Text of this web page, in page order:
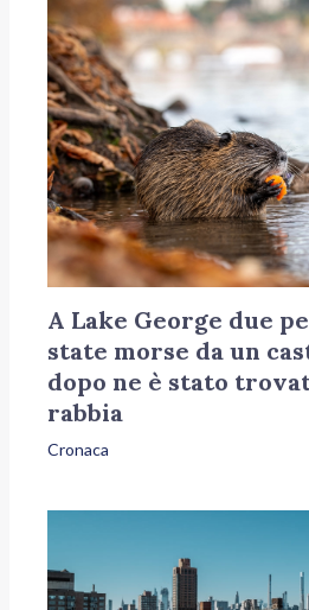
A Lake George due
state morse da un
dopo ne è stato
rabbia
Cronaca